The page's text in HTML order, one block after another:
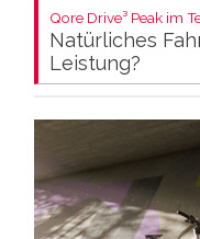
Qore Drive³ Peak im
Natürliches
Leistung?